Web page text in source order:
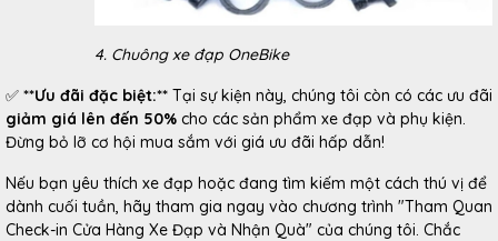
4. Chuông xe đạp OneBike
✅ **Ưu đãi đặc biệt:** Tại sự kiện này, chúng tôi còn có các ưu đãi
giảm giá lên đến 50% cho các sản phẩm xe đạp và phụ kiện.
Đừng bỏ lỡ cơ hội mua sắm với giá ưu đãi hấp dẫn!
Nếu bạn yêu thích xe đạp hoặc đang tìm kiếm một cách thú vị để
dành cuối tuần, hãy tham gia ngay vào chương trình "Tham Quan
Check-in Cửa Hàng Xe Đạp và Nhận Quà" của chúng tôi. Chắc